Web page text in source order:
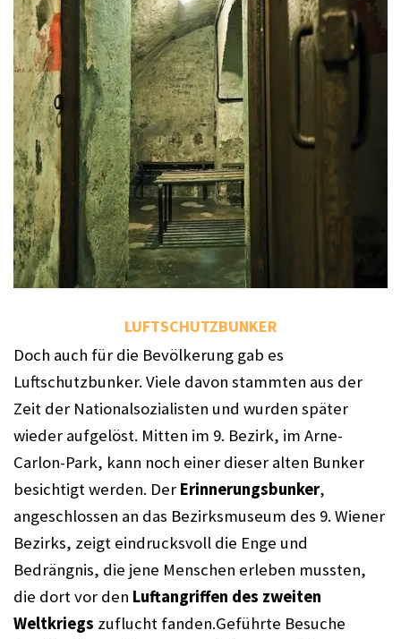
LUFTSCHUTZBUNKER
Doch auch für die Bevölkerung gab es
Luftschutzbunker. Viele davon stammten aus der
Zeit der Nationalsozialisten und wurden später
wieder aufgelöst. Mitten im 9. Bezirk, im Arne-
Carlon-Park, kann noch einer dieser alten Bunker
besichtigt werden. Der Erinnerungsbunker,
angeschlossen an das Bezirksmuseum des 9. Wiener
Bezirks, zeigt eindrucksvoll die Enge und
Bedrängnis, die jene Menschen erleben mussten,
die dort vor den Luftangriffen des zweiten
Weltkriegs zuflucht fanden.Geführte Besuche